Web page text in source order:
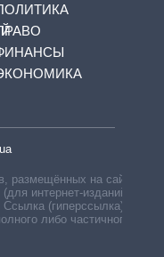
размещённых на сайте,
интернет-изданий —
(гиперссылка)
либо частичного